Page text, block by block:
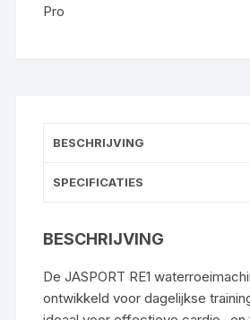
Pro
BESCHRIJVING
SPECIFICATIES
BESCHRIJVING
De JASPORT RE1
ontwikkeld voor dagelijkse